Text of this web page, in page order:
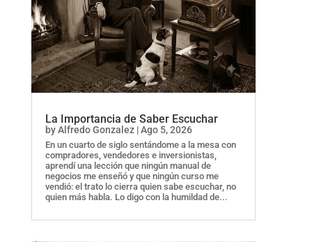
La Importancia de Saber Escuchar
byAlfredo Gonzalez|Ago 5, 2026
En un cuarto de siglo sentándome a la mesa con
compradores, vendedores e inversionistas,
aprendí una lección que ningún manual de
negocios me enseñó y que ningún curso me
vendió: el trato lo cierra quien sabe escuchar, no
quien más habla. Lo digo con la humildad de...